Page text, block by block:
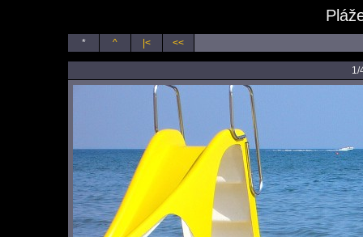
* ^ |< <<
1/